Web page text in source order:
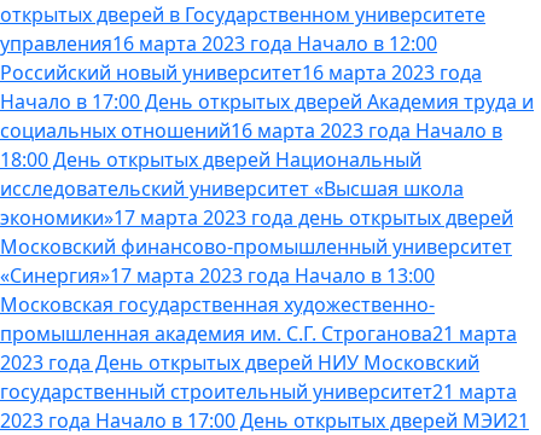
открытых дверей в Государственном университете
управления16 марта 2023 года Начало в 12:00
Российский новый университет16 марта 2023 года
Начало в 17:00 День открытых дверей Академия труда и
социальных отношений16 марта 2023 года Начало в
18:00 День открытых дверей Национальный
исследовательский университет «Высшая школа
экономики»17 марта 2023 года день открытых дверей
Московский финансово-промышленный университет
«Синергия»17 марта 2023 года Начало в 13:00
Московская государственная художественно-
промышленная академия им. С.Г. Строганова21 марта
2023 года День открытых дверей НИУ Московский
государственный строительный университет21 марта
2023 года Начало в 17:00 День открытых дверей МЭИ21